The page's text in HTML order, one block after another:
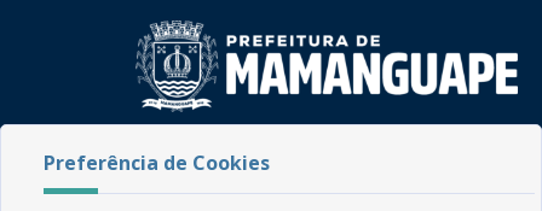
CEP: 58.280-000 - Mamanguape/PB
Fone: (83) 3292-2246
Preferência de Cookies